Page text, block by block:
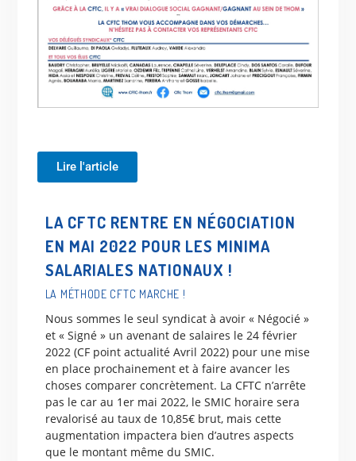
Lire l'article
LA CFTC RENTRE EN NÉGOCIATION
EN MAI 2022 POUR LES MINIMA
SALARIALES NATIONAUX !
LA MÉTHODE CFTC MARCHE !
Nous sommes le seul syndicat à avoir « Négocié »
et « Signé » un avenant de salaires le 24 février
2022 (CF point actualité Avril 2022) pour une mise
en place prochainement et à faire avancer les
choses comparer concrètement. La CFTC n’arrête
pas le car au 1er mai 2022, le SMIC horaire sera
revalorisé au taux de 10,85€ brut, mais cette
augmentation impactera bien d’autres aspects
que le montant même du SMIC.